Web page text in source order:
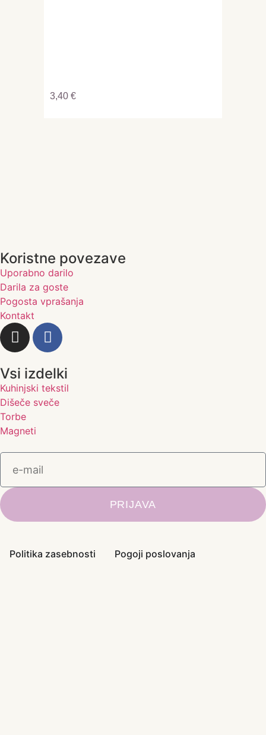
3,40 €
Koristne povezave
Uporabno darilo
Darila za goste
Pogosta vprašanja
Kontakt
Vsi izdelki
Kuhinjski tekstil
Dišeče sveče
Torbe
Magneti
PRIJAVA
Politika zasebnosti Pogoji poslovanja